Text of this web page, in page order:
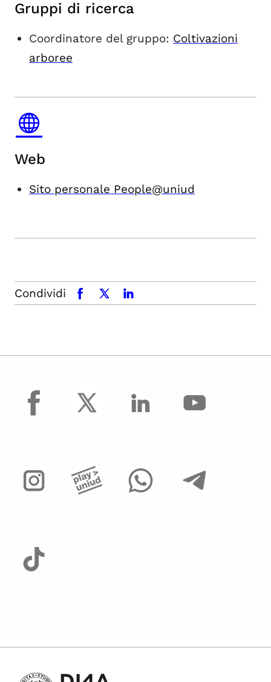
Gruppi di ricerca
Coordinatore del gruppo: Coltivazioni
arboree
Web
Sito personale People@uniud
Condividi facebookx.comlinkedin
facebook